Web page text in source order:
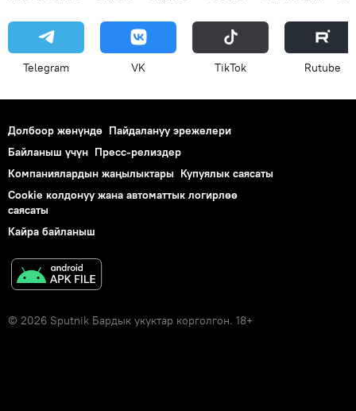
Telegram VK ТikТоk Rutube
Долбоор жөнүндө Пайдалануу эрежелери
Байланыш үчүн Пресс-релиздер
Компаниялардын жаңылыктары Купуялык саясаты
Cookie колдонуу жана автоматтык логирлөө
саясаты
Кайра байланыш
© 2026 Sputnik Бардык укуктар корголгон. 18+